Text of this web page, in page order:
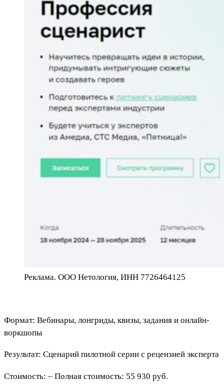
Реклама. ООО Нетология, ИНН 7726464125
Формат: Вебинары, лонгриды, квизы, задания и онлайн-
воркшопы
Результат: Сценарий пилотной серии с рецензией эксперта
Стоимость: – Полная стоимость: 55 930 руб.